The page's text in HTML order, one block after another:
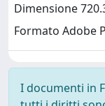
Dimensione
Formato Adobe
I documenti in